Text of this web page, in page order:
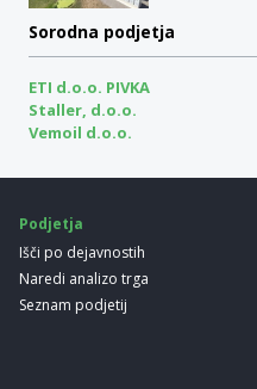
Sorodna podjetja
ETI d.o.o. PIVKA
Staller, d.o.o.
Vemoil d.o.o.
Podjetja
Išči po dejavnostih
Naredi analizo trga
Seznam podjetij